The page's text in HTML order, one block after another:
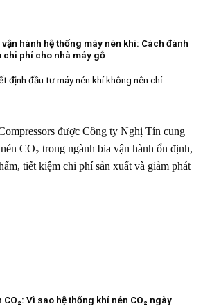
hành hệ thống máy nén khí: Cách đánh
chi phí cho nhà máy gỗ
định đầu tư máy nén khí không nên chỉ
Vì sao hệ thống khí nén CO₂ ngày